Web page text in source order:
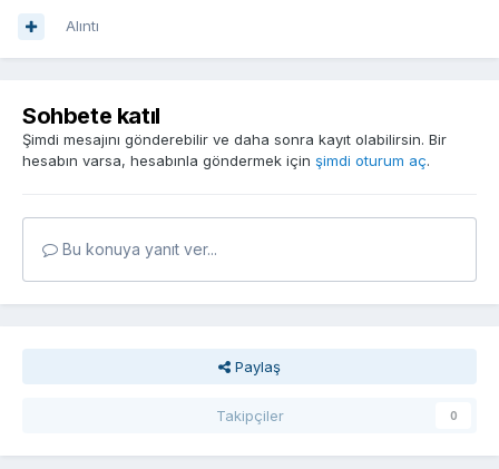
Alıntı
Sohbete katıl
Şimdi mesajını gönderebilir ve daha sonra kayıt olabilirsin. Bir
hesabın varsa, hesabınla göndermek için şimdi oturum aç.
Bu konuya yanıt ver...
Paylaş
Takipçiler 0